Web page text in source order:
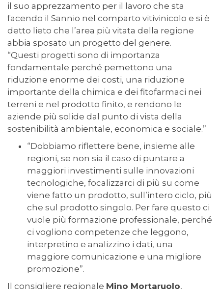
il suo apprezzamento per il lavoro che sta
facendo il Sannio nel comparto vitivinicolo e si è
detto lieto che l’area più vitata della regione
abbia sposato un progetto del genere.
“Questi progetti sono di importanza
fondamentale perché pemettono una
riduzione enorme dei costi, una riduzione
importante della chimica e dei fitofarmaci nei
terreni e nel prodotto finito, e rendono le
aziende più solide dal punto di vista della
sostenibilità ambientale, economica e sociale.”
“Dobbiamo riflettere bene, insieme alle
regioni, se non sia il caso di puntare a
maggiori investimenti sulle innovazioni
tecnologiche, focalizzarci di più su come
viene fatto un prodotto, sull’intero ciclo, più
che sul prodotto singolo. Per fare questo ci
vuole più formazione professionale, perché
ci vogliono competenze che leggono,
interpretino e analizzino i dati, una
maggiore comunicazione e una migliore
promozione”.
Il consigliere regionale Mino Mortaruolo,